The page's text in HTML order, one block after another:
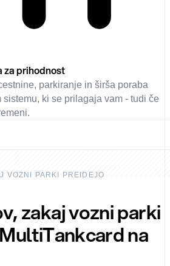
za prihodnost
parkiranje in širša poraba
ki se prilagaja vam - tudi če
VOZNI PARKI PREIDEJO
zakaj vozni parki
na